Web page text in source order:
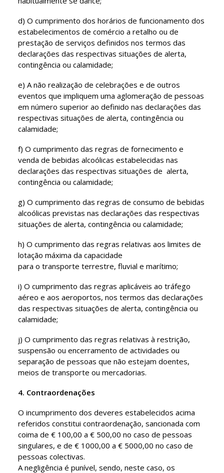
d) O cumprimento dos horários de funcionamento dos
estabelecimentos de comércio a retalho ou de
prestação de serviços definidos nos termos das
declarações das respectivas situações de alerta,
contingência ou calamidade;
e) A não realização de celebrações e de outros
eventos que impliquem uma aglomeração de pessoas
em número superior ao definido nas declarações das
respectivas situações de alerta, contingência ou
calamidade;
f) O cumprimento das regras de fornecimento e
venda de bebidas alcoólicas estabelecidas nas
declarações das respectivas situações de alerta,
contingência ou calamidade;
g) O cumprimento das regras de consumo de bebidas
alcoólicas previstas nas declarações das respectivas
situações de alerta, contingência ou calamidade;
h) O cumprimento das regras relativas aos limites de
lotação máxima da capacidade
para o transporte terrestre, fluvial e marítimo;
i) O cumprimento das regras aplicáveis ao tráfego
aéreo e aos aeroportos, nos termos das declarações
das respectivas situações de alerta, contingência ou
calamidade;
j) O cumprimento das regras relativas à restrição,
suspensão ou encerramento de actividades ou
separação de pessoas que não estejam doentes,
meios de transporte ou mercadorias.
4. Contraordenações
O incumprimento dos deveres estabelecidos acima
referidos constitui contraordenação, sancionada com
coima de € 100,00 a € 500,00 no caso de pessoas
singulares, e de € 1000,00 a € 5000,00 no caso de
pessoas colectivas.
A negligência é punível, sendo, neste caso, os